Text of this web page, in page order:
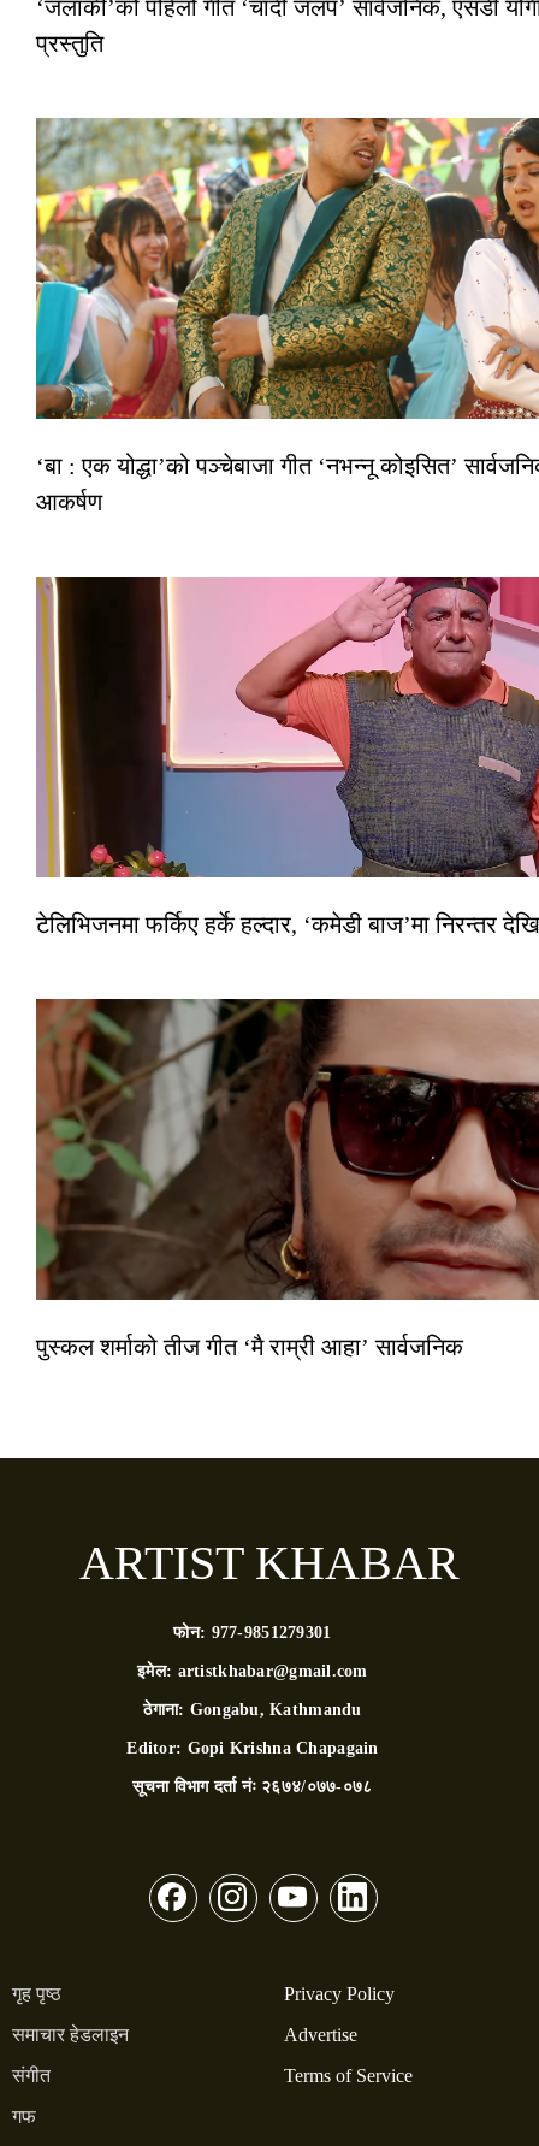
‘जलाकी’को पहिलो गीत ‘चाँदी जलप’ सार्वजनिक, एसडी
प्रस्तुति
‘बा : एक योद्धा’को पञ्चेबाजा गीत ‘नभन्नू कोइसित’
आकर्षण
टेलिभिजनमा फर्किए हर्के हल्दार, ‘कमेडी बाज’मा निरन्तर
पुस्कल शर्माको तीज गीत ‘मै राम्री आहा’ सार्वजनिक
ARTIST KHABAR
फोन: 977-9851279301
इमेल: artistkhabar@gmail.com
ठेगाना: Gongabu, Kathmandu
Editor: Gopi Krishna Chapagain
सूचना विभाग दर्ता नंः २६७४/०७७-०७८
गृह पृष्ठ
समाचार हेडलाइन
संगीत
गफ
Privacy Policy
Advertise
Terms of Service